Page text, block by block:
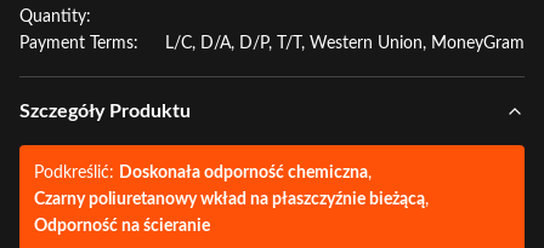
Quantity:
Payment Terms: L/C, D/A, D/P, T/T, Western Union, MoneyGram
Szczegóły Produktu
Podkreślić: Doskonała odporność chemiczna,
Czarny poliuretanowy wkład na płaszczyźnie bieżącą,
Odporność na ścieranie